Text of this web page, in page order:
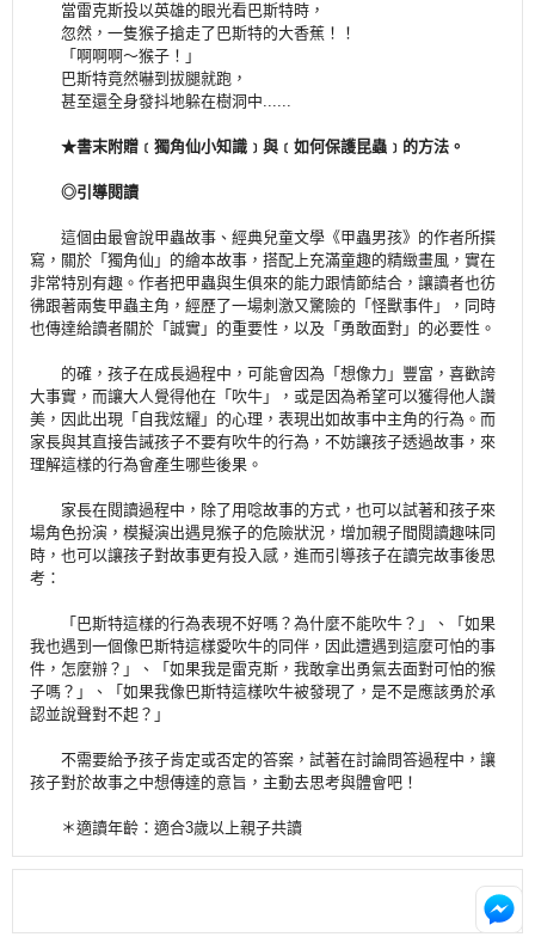
當雷克斯投以英雄的眼光看巴斯特時，
忽然，一隻猴子搶走了巴斯特的大香蕉！！
「啊啊啊～猴子！」
巴斯特竟然嚇到拔腿就跑，
甚至還全身發抖地躲在樹洞中......
★書末附贈﹝獨角仙小知識﹞與﹝如何保護昆蟲﹞的方法。
◎引導閱讀
這個由最會說甲蟲故事、經典兒童文學《甲蟲男孩》的作者所撰
寫，關於「獨角仙」的繪本故事，搭配上充滿童趣的精緻畫風，實在
非常特別有趣。作者把甲蟲與生俱來的能力跟情節結合，讓讀者也彷
彿跟著兩隻甲蟲主角，經歷了一場刺激又驚險的「怪獸事件」，同時
也傳達給讀者關於「誠實」的重要性，以及「勇敢面對」的必要性。
的確，孩子在成長過程中，可能會因為「想像力」豐富，喜歡誇
大事實，而讓大人覺得他在「吹牛」，或是因為希望可以獲得他人讚
美，因此出現「自我炫耀」的心理，表現出如故事中主角的行為。而
家長與其直接告誡孩子不要有吹牛的行為，不妨讓孩子透過故事，來
理解這樣的行為會產生哪些後果。
家長在閱讀過程中，除了用唸故事的方式，也可以試著和孩子來
場角色扮演，模擬演出遇見猴子的危險狀況，增加親子間閱讀趣味同
時，也可以讓孩子對故事更有投入感，進而引導孩子在讀完故事後思
考：
「巴斯特這樣的行為表現不好嗎？為什麼不能吹牛？」、「如果
我也遇到一個像巴斯特這樣愛吹牛的同伴，因此遭遇到這麼可怕的事
件，怎麼辦？」、「如果我是雷克斯，我敢拿出勇氣去面對可怕的猴
子嗎？」、「如果我像巴斯特這樣吹牛被發現了，是不是應該勇於承
認並說聲對不起？」
不需要給予孩子肯定或否定的答案，試著在討論問答過程中，讓
孩子對於故事之中想傳達的意旨，主動去思考與體會吧！
＊適讀年齡：適合3歲以上親子共讀